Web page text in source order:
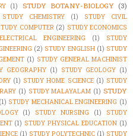
(1) STUDY BOTANY-BIOLOGY (3)
STUDY CHEMISTRY (1)
STUDY CIVIL
COMPUTER (2) STUDY ECONOMICS
ENGINEERING (1)
STUDY
(2) STUDY ENGLISH (1) STUDY
(1) STUDY GENERAL MACHINIST
GEOGRAPHY (1) STUDY GEOLOGY (1)
(1) STUDY HOME SCIENCE (1) STUDY
(1) STUDY MALAYALAM (1) STUDY
(1) STUDY MECHANICAL ENGINEERING (1)
(1) STUDY NURSING (1)
STUDY
(1) STUDY PHYSICAL EDUCATION (1)
(1) STUDY POLYTECHNIC (1) STUDY